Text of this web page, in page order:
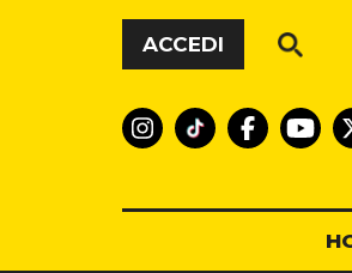
Vai al contenuto
ACCEDI